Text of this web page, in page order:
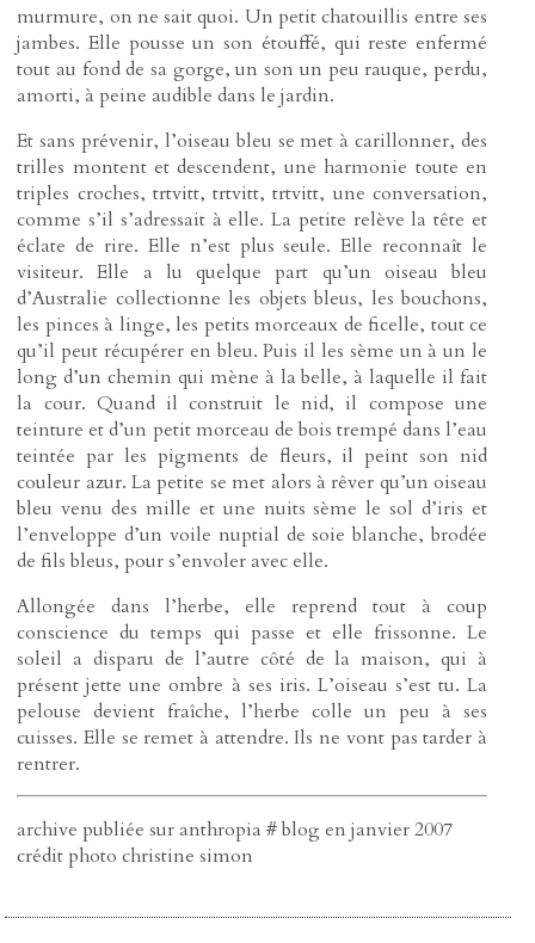
murmure, on ne sait quoi. Un petit chatouillis entre ses
jambes. Elle pousse un son étouffé, qui reste enfermé
tout au fond de sa gorge, un son un peu rauque, perdu,
amorti, à peine audible dans le jardin.
Et sans prévenir, l’oiseau bleu se met à carillonner, des
trilles montent et descendent, une harmonie toute en
triples croches, trtvitt, trtvitt, trtvitt, une conversation,
comme s’il s’adressait à elle. La petite relève la tête et
éclate de rire. Elle n’est plus seule. Elle reconnaît le
visiteur. Elle a lu quelque part qu’un oiseau bleu
d’Australie collectionne les objets bleus, les bouchons,
les pinces à linge, les petits morceaux de ficelle, tout ce
qu’il peut récupérer en bleu. Puis il les sème un à un le
long d’un chemin qui mène à la belle, à laquelle il fait
la cour. Quand il construit le nid, il compose une
teinture et d’un petit morceau de bois trempé dans l’eau
teintée par les pigments de fleurs, il peint son nid
couleur azur. La petite se met alors à rêver qu’un oiseau
bleu venu des mille et une nuits sème le sol d’iris et
l’enveloppe d’un voile nuptial de soie blanche, brodée
de fils bleus, pour s’envoler avec elle.
Allongée dans l’herbe, elle reprend tout à coup
conscience du temps qui passe et elle frissonne. Le
soleil a disparu de l’autre côté de la maison, qui à
présent jette une ombre à ses iris. L’oiseau s’est tu. La
pelouse devient fraîche, l’herbe colle un peu à ses
cuisses. Elle se remet à attendre. Ils ne vont pas tarder à
rentrer.
archive publiée sur anthropia # blog en janvier 2007
crédit photo christine simon